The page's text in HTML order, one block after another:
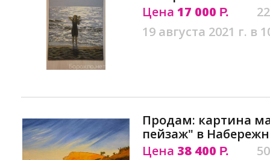
Цена 17 000 Р.
19 августа 2021 г. в
Продам: картина
пейзаж" в
Цена 38 400 Р.